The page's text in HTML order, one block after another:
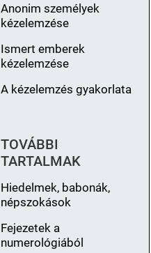
Anonim személyek
kézelemzése
Ismert emberek
kézelemzése
A kézelemzés gyakorlata
TOVÁBBI
TARTALMAK
Hiedelmek, babonák,
népszokások
Fejezetek a
numerológiából